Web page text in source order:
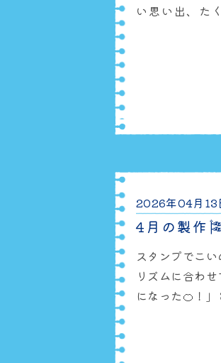
い思い出、た
て、保育園の
2026年04月13
4月の製作🎏
スタンプでこ
リズムに合わ
になった🍊！
って楽しむ子